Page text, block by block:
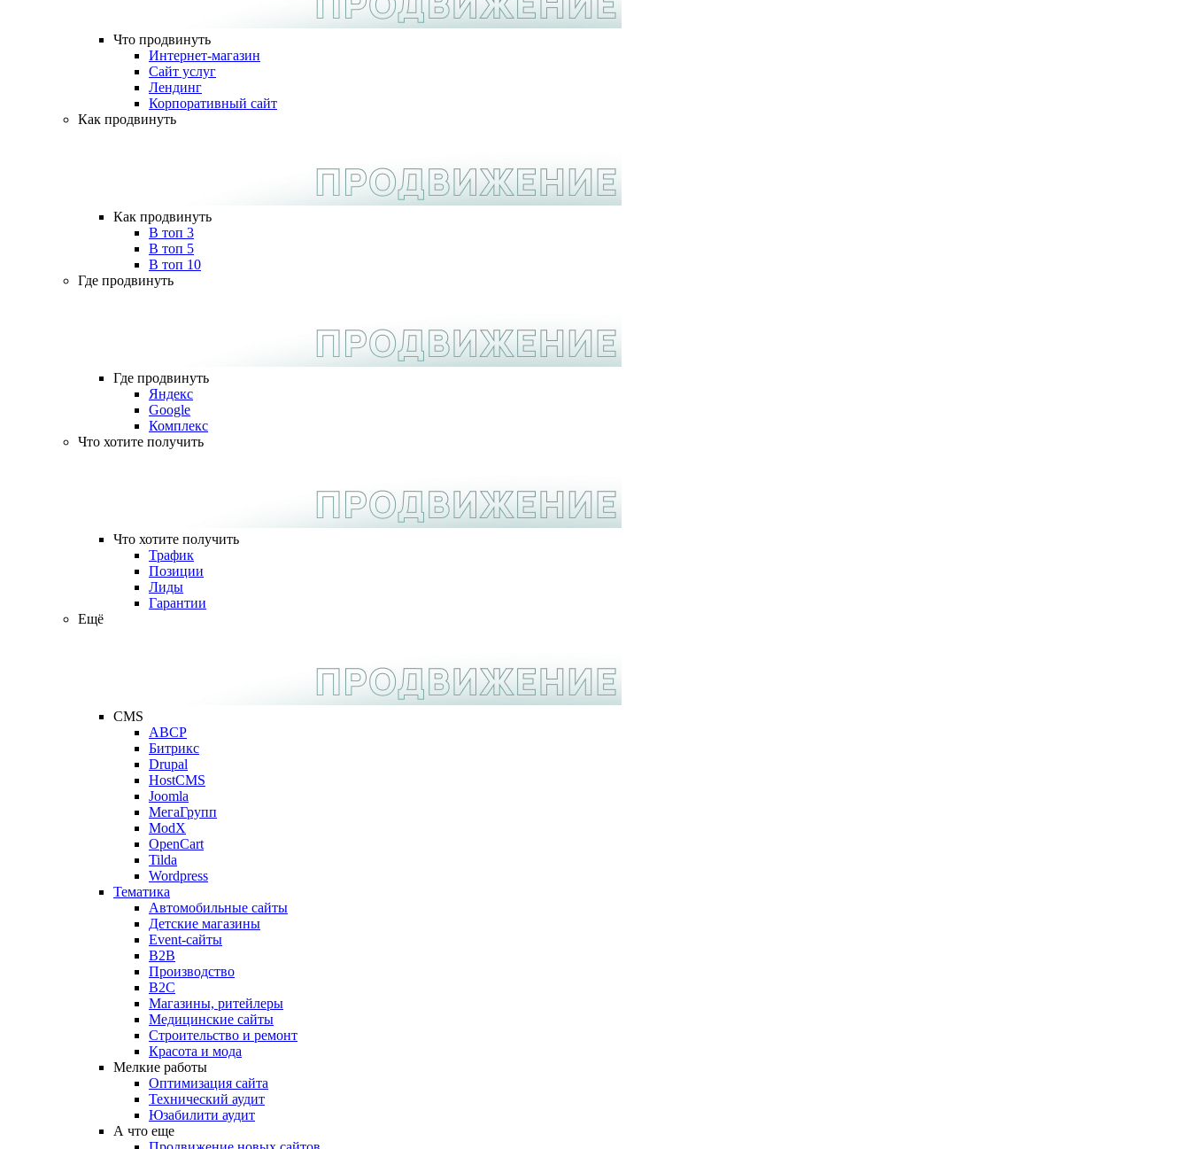
Что продвинуть
Интернет-магазин
Сайт услуг
Лендинг
Корпоративный сайт
Как продвинуть
Как продвинуть
В топ 3
В топ 5
В топ 10
Где продвинуть
Где продвинуть
Яндекс
Google
Комплекс
Что хотите получить
Что хотите получить
Трафик
Позиции
Лиды
Гарантии
Ещё
CMS
ABCP
Битрикс
Drupal
HostCMS
Joomla
МегаГрупп
ModX
OpenCart
Tilda
Wordpress
Тематика
Автомобильные сайты
Детские магазины
Event-сайты
B2B
Производство
B2C
Магазины, ритейлеры
Медицинские сайты
Строительство и ремонт
Красота и мода
Мелкие работы
Оптимизация сайта
Технический аудит
Юзабилити аудит
А что еще